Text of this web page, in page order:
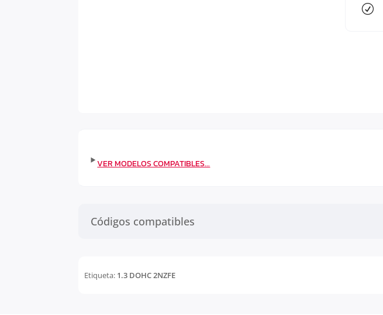
R
Códigos compatibles
Etiqueta: 1.3 DOHC 2NZFE